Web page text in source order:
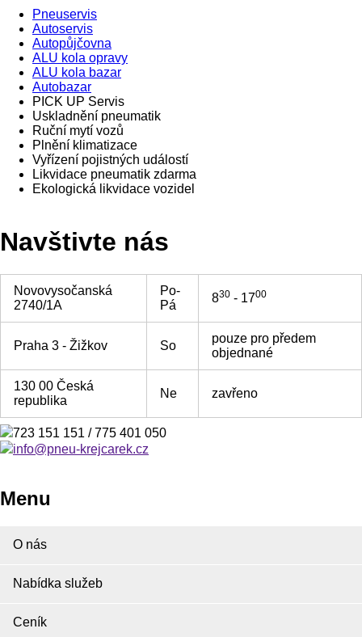
Pneuservis
Autoservis
Autopůjčovna
ALU kola opravy
ALU kola bazar
Autobazar
PICK UP Servis
Uskladnění pneumatik
Ruční mytí vozů
Plnění klimatizace
Vyřízení pojistných událostí
Likvidace pneumatik zdarma
Ekologická likvidace vozidel
Navštivte nás
Novovysočanská
2740/1A
Po-
Pá
830 - 1700
Praha 3 - Žižkov So
pouze pro předem
objednané
130 00 Česká
republika
Ne zavřeno
723 151 151 / 775 401 050
info@pneu-krejcarek.cz
Menu
O nás
Nabídka služeb
Ceník